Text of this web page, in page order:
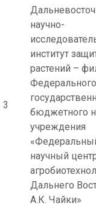
3
научно-
институт
растений –
Федерального
бюджетного
учреждения
научный
Дальнего
А.К. Чайки»